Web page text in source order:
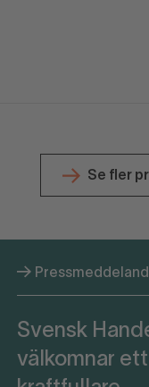
Se fler
Svensk
välkomnar ett